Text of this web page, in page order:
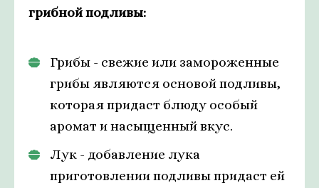
грибной подливы:
Грибы - свежие или замороженные
грибы являются основой подливы,
которая придаст блюду особый
аромат и насыщенный вкус.
Лук - добавление лука
приготовлении подливы придаст ей